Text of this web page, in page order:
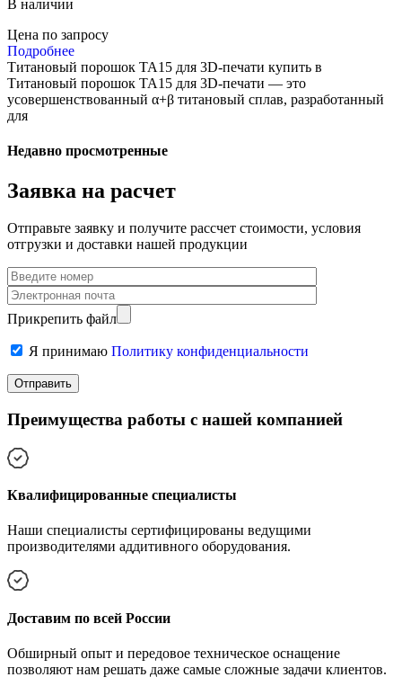
В наличии
Цена по запросу
Подробнее
Титановый порошок TA15 для 3D-печати купить в
Титановый порошок TA15 для 3D-печати — это
усовершенствованный α+β титановый сплав, разработанный
для
Недавно просмотренные
Заявка на расчет
Отправьте заявку и получите рассчет стоимости, условия
отгрузки и доставки нашей продукции
Прикрепить файл
Я принимаю Политику конфиденциальности
Преимущества работы с нашей компанией
Квалифицированные специалисты
Наши специалисты сертифицированы ведущими
производителями аддитивного оборудования.
Доставим по всей России
Обширный опыт и передовое техническое оснащение
позволяют нам решать даже самые сложные задачи клиентов.